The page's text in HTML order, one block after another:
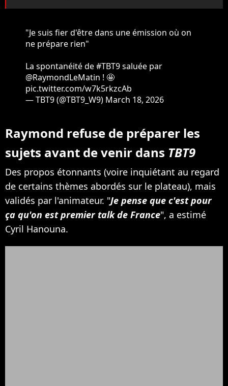
"Je suis fier d'être dans une émission où on
ne prépare rien"
La spontanéité de#TBT9saluée par
@RaymondLeMatin ! 🤩
pic.twitter.com/w7k5rkzcAb
— TBT9 (@TBT9_W9) March 18, 2026
Raymond refuse de préparer les
sujets avant de venir dans TBT9
Des propos étonnants (voire inquiétant au regard
de certains thèmes abordés sur le plateau), mais
validés par l'animateur. "Je pense que c'est pour
ça qu'on est premier talk de France", a estimé
Cyril Hanouna.